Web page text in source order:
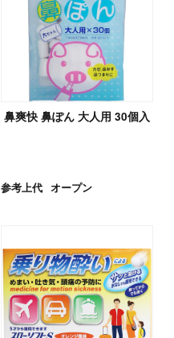
鼻爽快 鼻ぽん 大人用 30個入
参考上代 オープン